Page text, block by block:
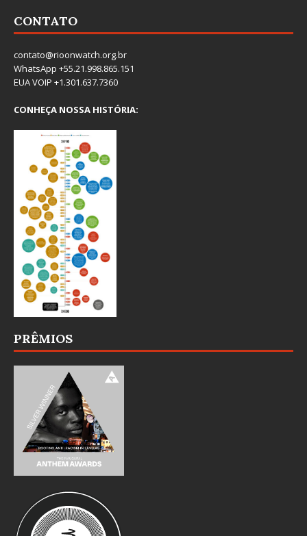
CONTATO
contato@rioonwatch.org.br
WhatsApp +55.21.998.865.151
EUA VOIP +1.301.637.7360
CONHEÇA NOSSA HISTÓRIA:
PRÊMIOS